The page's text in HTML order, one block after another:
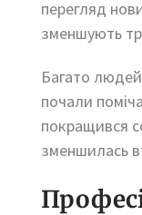
перегляд
зменшують
Багато
почали
покращився
зменшилась